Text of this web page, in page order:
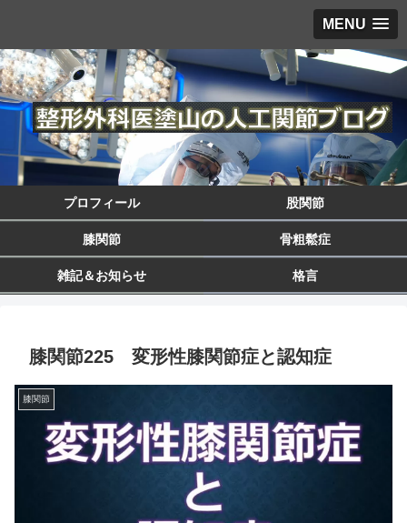
MENU
プロフィール 股関節
膝関節 骨粗鬆症
雑記＆お知らせ 格言
膝関節225 変形性膝関節症と認知症
膝関節